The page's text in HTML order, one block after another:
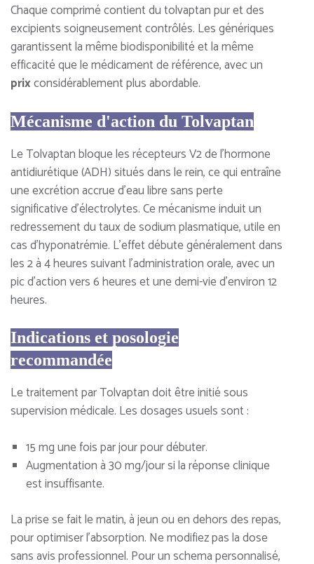
Chaque comprimé contient du tolvaptan pur et des
excipients soigneusement contrôlés. Les génériques
garantissent la même biodisponibilité et la même
efficacité que le médicament de référence, avec un
prixconsidérablement plus abordable.
Mécanisme d'action du Tolvaptan
Le Tolvaptan bloque les récepteurs V2 de l’hormone
antidiurétique (ADH) situés dans le rein, ce qui entraîne
une excrétion accrue d'eau libre sans perte
significative d'électrolytes. Ce mécanisme induit un
redressement du taux de sodium plasmatique, utile en
cas d'hyponatrémie. L'effet débute généralement dans
les 2 à 4 heures suivant l'administration orale, avec un
pic d'action vers 6 heures et une demi-vie d'environ 12
heures.
Indications et posologie
recommandée
Le traitement par Tolvaptan doit être initié sous
supervision médicale. Les dosages usuels sont :
15 mg une fois par jour pour débuter.
Augmentation à 30 mg/jour si la réponse clinique
est insuffisante.
La prise se fait le matin, à jeun ou en dehors des repas,
pour optimiser l’absorption. Ne modifiez pas la dose
sans avis professionnel. Pour un schema personnalisé,